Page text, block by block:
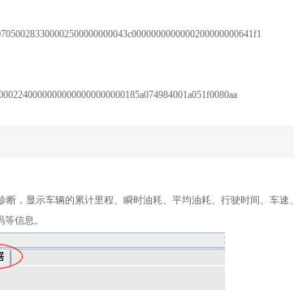
，显示车辆的累计里程、瞬时油耗、平均油耗、行驶时间、车速、
信息。